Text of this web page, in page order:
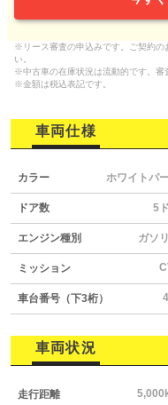
※リース審査の申込みです。ご契約の
い。
※中古車の在庫状況は流動的です。審
※金額は税込表記です。
車両仕様
カラー ホワイトパ
ドア数 5
エンジン種別 ガソ
ミッション
車台番号（下3桁）
車両状況
走行距離